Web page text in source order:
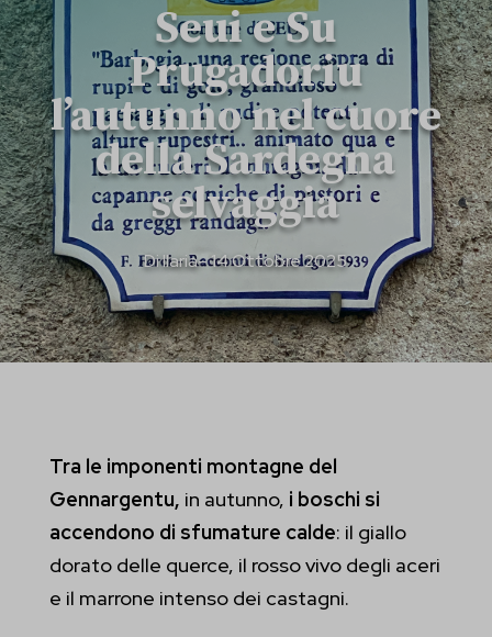
Seui e Su
Prugadoriu
l’autunno nel cuore
della Sardegna
selvaggia
DiIlaria– 14 Ottobre 2025
Tra le imponenti montagne del
Gennargentu, in autunno, i boschi si
accendono di sfumature calde: il giallo
dorato delle querce, il rosso vivo degli aceri
e il marrone intenso dei castagni.